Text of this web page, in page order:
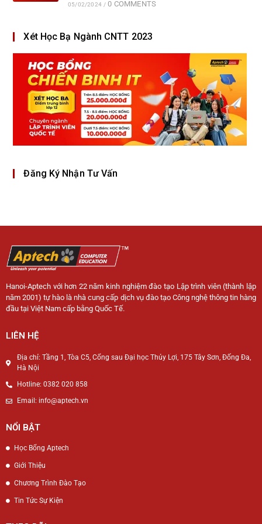
05/02/2024 / 0 COMMENTS
Xét Học Bạ Ngành CNTT 2023
Đăng Ký Nhận Tư Vấn
Hanoi-Aptech với hơn 22 năm kinh nghiệm đào tạo Lập trình viên (thành lập
năm 2001) tự hào là nhà cung cấp dịch vụ đào tạo Công nghệ thông tin hàng
đầu tại Việt Nam cấp bằng Quốc Tế.
LIÊN HỆ
Địa chỉ: Tầng 1, Tòa C5, Cổng sau Đại học Thủy Lợi, 175 Tây Sơn, Đống Đa,
Hà Nội
Hotline: 0382 020 858
Email: info@aptech.vn
NỔI BẬT
Học Bổng Aptech
Giới Thiệu
Chương Trình Đào Tạo
Tin Tức Sự Kiện